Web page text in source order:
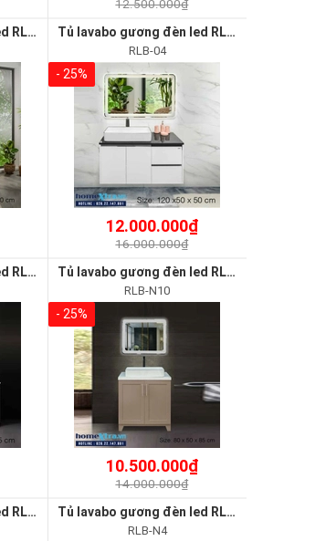
12.500.000₫
Tủ lavabo gương đèn led RLB-05 Tủ lavabo gương đèn led RLB-04
RLB-04
- 25%
12.000.000₫
16.000.000₫
Tủ lavabo gương đèn led RLB-N01 Tủ lavabo gương đèn led RLB-N10
RLB-N10
- 25%
10.500.000₫
14.000.000₫
Tủ lavabo gương đèn led RLB-N3 Tủ lavabo gương đèn led RLB-N4
RLB-N4